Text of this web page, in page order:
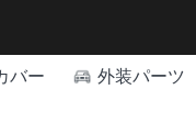
バー 外装パーツ